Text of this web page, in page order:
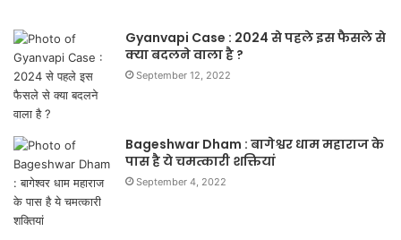
Gyanvapi Case : 2024 से पहले इस फैसले से
क्या बदलने वाला है ?
September 12, 2022
Bageshwar Dham : बागेश्वर धाम महाराज के
पास है ये चमत्कारी शक्तियां
September 4, 2022